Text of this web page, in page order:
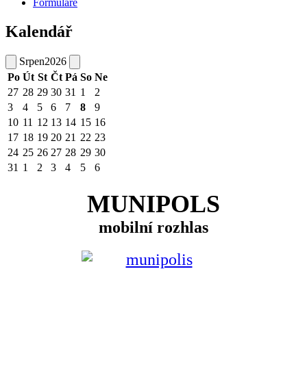
Formuláře
Kalendář
Srpen2026
Po Út St Čt Pá So Ne
27 28 29 30 31 1
2
3
4 5 6 7 8
9
10 11 12 13 14 15 16
17 18 19 20 21 22 23
24 25 26 27 28 29 30
31 1 2 3 4 5 6
MUNIPOLS
mobilní rozhlas